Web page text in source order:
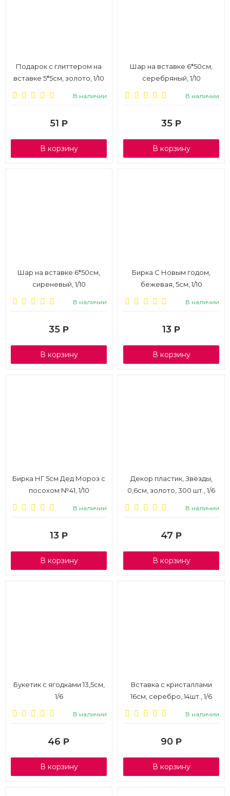
Подарок с глиттером на
вставке 5*5см, золото, 1/10
В наличии
51 Р
В корзину
Шар на вставке 6*50см,
серебряный, 1/10
В наличии
35 Р
В корзину
Шар на вставке 6*50см,
сиреневый, 1/10
В наличии
35 Р
В корзину
Бирка С Новым годом,
бежевая, 5см, 1/10
В наличии
13 Р
В корзину
Бирка НГ 5см Дед Мороз с
посохом №41, 1/10
В наличии
13 Р
В корзину
Декор пластик, Звёзды,
0,6см, золото, 300 шт., 1/6
В наличии
47 Р
В корзину
Букетик с ягодками 13,5см,
1/6
В наличии
46 Р
В корзину
Вставка с кристаллами
16см, серебро, 14шт., 1/6
В наличии
90 Р
В корзину